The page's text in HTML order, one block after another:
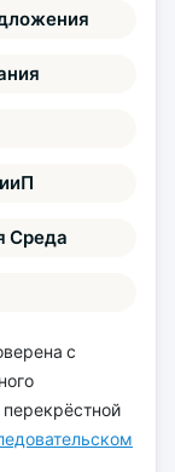
Среда
с